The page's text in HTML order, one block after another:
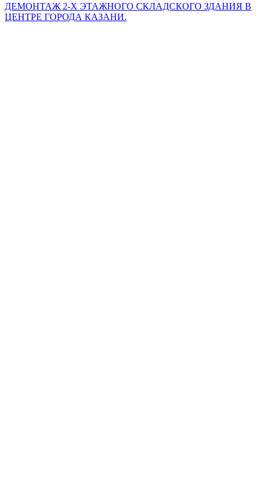
ДЕМОНТАЖ 2-Х ЭТАЖНОГО СКЛАДСКОГО ЗДАНИЯ В
ЦЕНТРЕ ГОРОДА КАЗАНИ.